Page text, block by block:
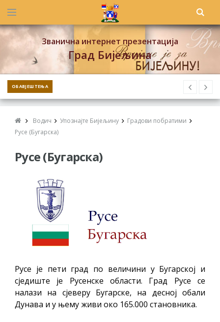
Званична интернет презентација
Град Бијељина
ОБАВЈЕШТЕЊА
Водич Упознајте Бијељину
Градови побратими
Русе (Бугарска)
Русе (Бугарска)
Русе је пети град по величини у Бугарској и
сједиште је Русенске области. Град Русе се
налази на сјеверу Бугарске, на десној обали
Дунава и у њему живи око 165.000 становника.